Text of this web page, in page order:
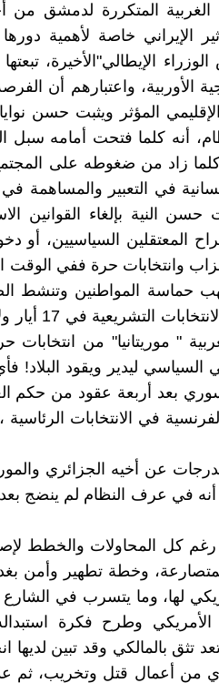
الغربية المتكررة لدمشق من
الإيراني خاصة لأهمية
الإيطالي"الأخيرة، تبعتها
واعتبارهم أن
المؤثر ويثبت حسن
أنه كلما فتحت أمامه سبل
كلما زاد من ضغوطه على
في التعبير والمساهمة في
النية بإلغاء القوانين
المعتقلين السياسيين، أو
وانتخابات حرة ففي الوقت
حماسة المواطنين وتنشط
الجزائر ،
" موريتانيا" من انتخابات
السياسي ليدير ويقود
بعد أربعة عقود من حكم
في الانتخابات الرئاسية
عن أخيه الجزائري
أنه في عرف النظام لم ينضج
كل المحاولات والخطط
وخطة تطهير وأمن
لها، وما يتسرب في
الأمريكي وطرح فكرة
تثق بالمالكي وقد تبين لديها
من أعمال قتل وتخريب، ثم